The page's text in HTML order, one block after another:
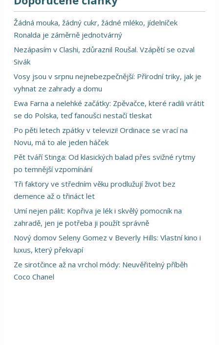
Žádná mouka, žádný cukr, žádné mléko, jídelníček
Ronalda je záměrně jednotvárný
Nezápasím v Clashi, zdůraznil Roušal. Vzápětí se ozval
Sivák
Vosy jsou v srpnu nejnebezpečnější: Přírodní triky, jak je
vyhnat ze zahrady a domu
Ewa Farna a nelehké začátky: Zpěvačce, které radili vrátit
se do Polska, teď fanoušci nestačí tleskat
Po pěti letech zpátky v televizi! Ordinace se vrací na
Novu, má to ale jeden háček
Pět tváří Stinga: Od klasických balad přes svižné rytmy
po temnější vzpomínání
Tři faktory ve středním věku prodlužují život bez
demence až o třináct let
Umí nejen pálit: Kopřiva je lék i skvělý pomocník na
zahradě, jen je potřeba ji použít správně
Nový domov Seleny Gomez v Beverly Hills: Vlastní kino i
luxus, který překvapí
Ze sirotčince až na vrchol módy: Neuvěřitelný příběh
Coco Chanel